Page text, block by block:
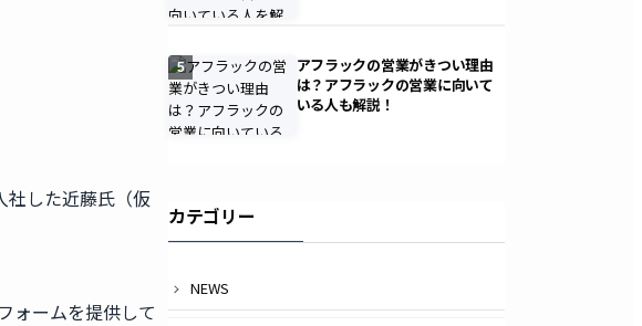
社した近藤氏（仮
ォームを提供して
5
アフラックの営業がきつい理由
は？アフラックの営業に向いて
いる人も解説！
カテゴリー
NEWS